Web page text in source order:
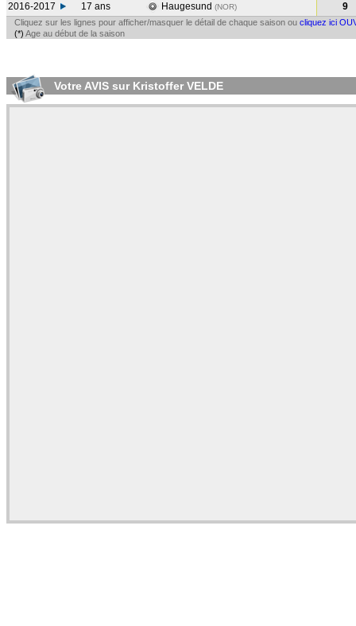
2016-2017
17 ans Haugesund (NOR) 9
Cliquez sur les lignes pour afficher/masquer le détail de chaque saison ou cliquez ici
(*) Age au début de la saison
Votre AVIS sur Kristoffer VELDE